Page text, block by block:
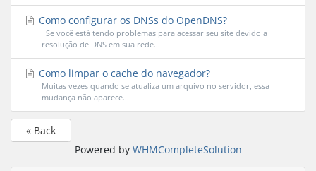
Como configurar os DNSs do OpenDNS?
Se você está tendo problemas para acessar seu site devido a
resolução de DNS em sua rede...
Como limpar o cache do navegador?
Muitas vezes quando se atualiza um arquivo no servidor, essa
mudança não aparece...
« Back
Powered by WHMCompleteSolution